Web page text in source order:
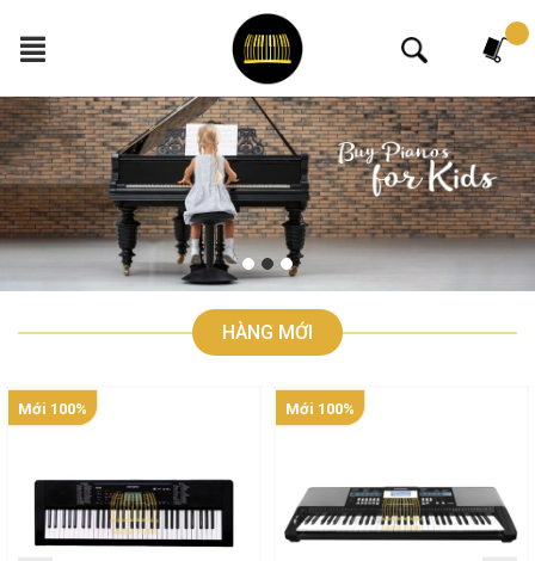
HÀNG MỚI
Mới 100% Mới 100%